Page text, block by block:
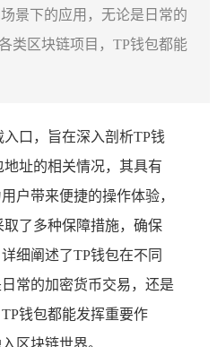
景下的应用，无论是日常的
类区块链项目，TP钱包都能
口，旨在深入剖析TP钱
址的相关情况，其具有
户带来便捷的操作体验，
取了多种保障措施，确保
细阐述了TP钱包在不同
常的加密货币交易，还是
钱包都能发挥重要作
区块链世界。